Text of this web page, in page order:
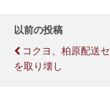
以前の投稿
コクヨ、柏原配送
を取り壊し